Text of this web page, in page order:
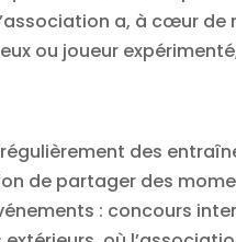
a, à cœur de
ou joueur
des
de partager des
: concours